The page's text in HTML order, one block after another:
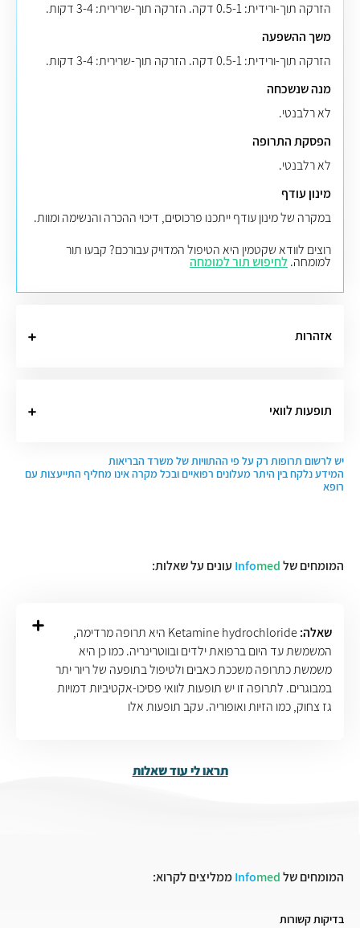
הזרקה תוך-ורידית: 0.5-1 דקה. הזרקה תוך-שרירית: 3-4 דקות.
משך ההשפעה
הזרקה תוך-ורידית: 0.5-1 דקה. הזרקה תוך-שרירית: 3-4 דקות.
מנה שנשכחה
לא רלבנטי.
הפסקת התרופה
לא רלבנטי.
מינון עודף
במקרה של מינון עודף ייתכנו פרכוסים, דיכוי ההכרה והנשימה ומוות.
רוצים לוודא שקטמין היא הטיפול המדויק עבורכם? קבעו תור
למומחה.לחיפוש תור למומחה
אזהרות
תופעות לוואי
יש לרשום תרופות רק על פי ההתוויות של משרד הבריאות
המידע נלקח בין היתר מעלונים רפואיים ובכל מקרה אינו מחליף התייעצות עם
רופא
המומחים של Infomed עונים על שאלות:
שאלה:
Ketamine hydrochloride היא תרופה מרדימה,
המשמשת עד היום ברפואת ילדים ובווטרינריה. כמו כן היא
משמשת כתרופה משככת כאבים ולטיפול בתופעה של ריור יתר
במבוגרים. לתרופה זו יש תופעות לוואי פסיכו-אקטיביות דמויות
גז צחוק, כמו הזיות ואופוריה. עקב תופעות אלו
תראו לי עוד שאלות
המומחים של Infomed ממליצים לקרוא:
בדיקות קשורות